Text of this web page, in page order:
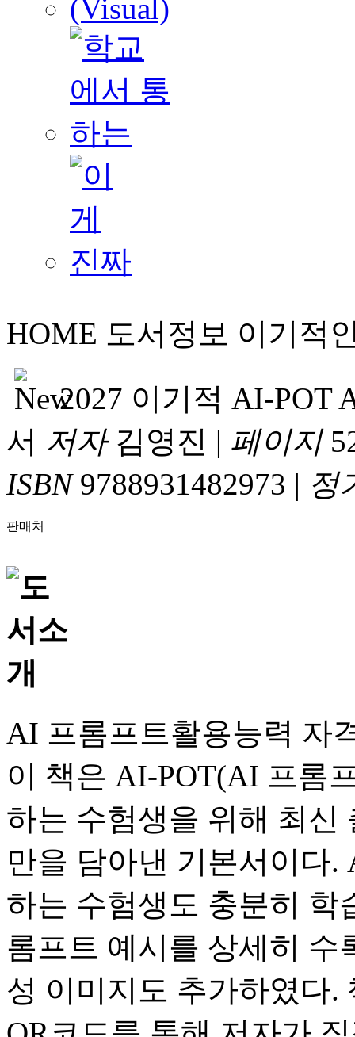
HOME 도서정보 이기적
2027 이기적 AI-POT
서 저자김영진 | 페이지
ISBN9788931482973 | 정
판매처
AI 프롬프트활용능력 자
이 책은 AI-POT(AI 프롬
하는 수험생을 위해 최신
만을 담아낸 기본서이다.
하는 수험생도 충분히 학
롬프트 예시를 상세히
성 이미지도 추가하였다.